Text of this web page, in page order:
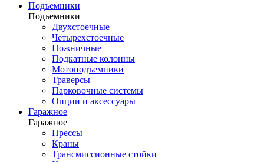
Подъемники
Подъемники
Двухстоечные
Четырехстоечные
Ножничные
Подкатные колонны
Мотоподъемники
Траверсы
Парковочные системы
Опции и аксессуары
Гаражное
Гаражное
Прессы
Краны
Трансмиссионные стойки